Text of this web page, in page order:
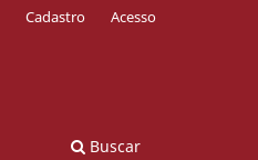
Buscar
Cadastro Acesso